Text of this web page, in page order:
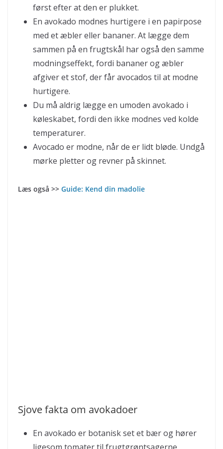
først efter at den er plukket.
En avokado modnes hurtigere i en papirpose
med et æbler eller bananer. At lægge dem
sammen på en frugtskål har også den samme
modningseffekt, fordi bananer og æbler
afgiver et stof, der får avocados til at modne
hurtigere.
Du må aldrig lægge en umoden avokado i
køleskabet, fordi den ikke modnes ved kolde
temperaturer.
Avocado er modne, når de er lidt bløde. Undgå
mørke pletter og revner på skinnet.
Læs også >> Guide: Kend din madolie
Sjove fakta om avokadoer
En avokado er botanisk set et bær og hører